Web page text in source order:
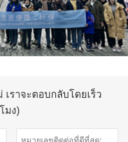
เราจะตอบกลับโดยเร็ว
มง)